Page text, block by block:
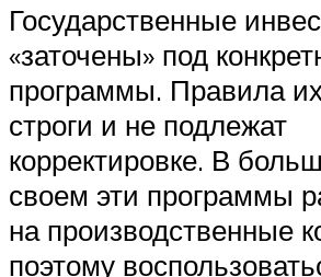
Государственные
«заточены» под
программы. Правила
строги и не подлежат
корректировке. В
своем эти программы
на производственные
поэтому